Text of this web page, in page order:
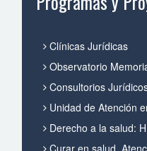
Clínicas Jurídicas
Observatorio
Consultorios
Unidad de Atención
Derecho a la salud:
Curar en salud.